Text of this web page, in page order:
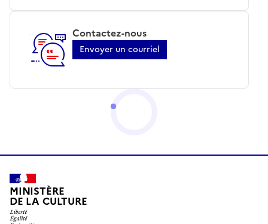
Contactez-nous
Envoyer un courriel
MINISTÈRE
DE LA CULTURE